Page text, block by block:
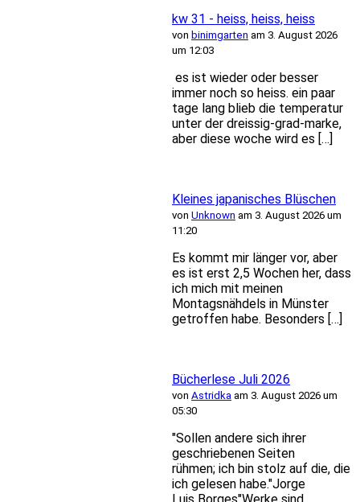
kw 31 - heiss, heiss, heiss
von binimgarten am 3. August 2026
um 12:03
es ist wieder oder besser
immer noch so heiss. ein paar
tage lang blieb die temperatur
unter der dreissig-grad-marke,
aber diese woche wird es […]
Kleines japanisches Blüschen
von Unknown am 3. August 2026 um
11:20
Es kommt mir länger vor, aber
es ist erst 2,5 Wochen her, dass
ich mich mit meinen
Montagsnähdels in Münster
getroffen habe. Besonders […]
Bücherlese Juli 2026
von Astridka am 3. August 2026 um
05:30
"Sollen andere sich ihrer
geschriebenen Seiten
rühmen; ich bin stolz auf die, die
ich gelesen habe."Jorge